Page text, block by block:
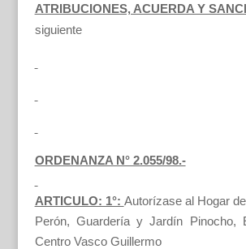
ATRIBUCIONES, ACUERDA Y
siguiente
ORDENANZA N° 2.055/98.-
ARTICULO: 1°: Autorízase al Hogar
Perón, Guardería y Jardín Pinocho,
Centro Vasco Guillermo